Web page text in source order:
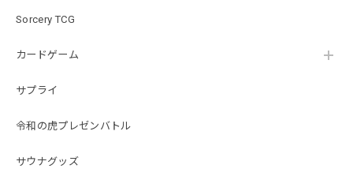
Sorcery TCG
カードゲーム
サプライ
令和の虎プレゼンバトル
サウナグッズ